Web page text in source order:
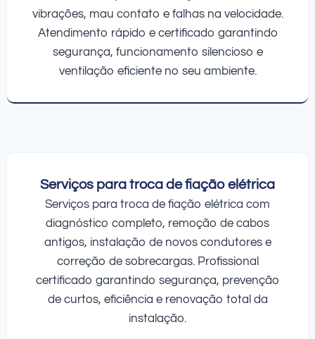
vibrações, mau contato e falhas na velocidade.
Atendimento rápido e certificado garantindo
segurança, funcionamento silencioso e
ventilação eficiente no seu ambiente.
Serviços para troca de fiação elétrica
Serviços para troca de fiação elétrica com
diagnóstico completo, remoção de cabos
antigos, instalação de novos condutores e
correção de sobrecargas. Profissional
certificado garantindo segurança, prevenção
de curtos, eficiência e renovação total da
instalação.